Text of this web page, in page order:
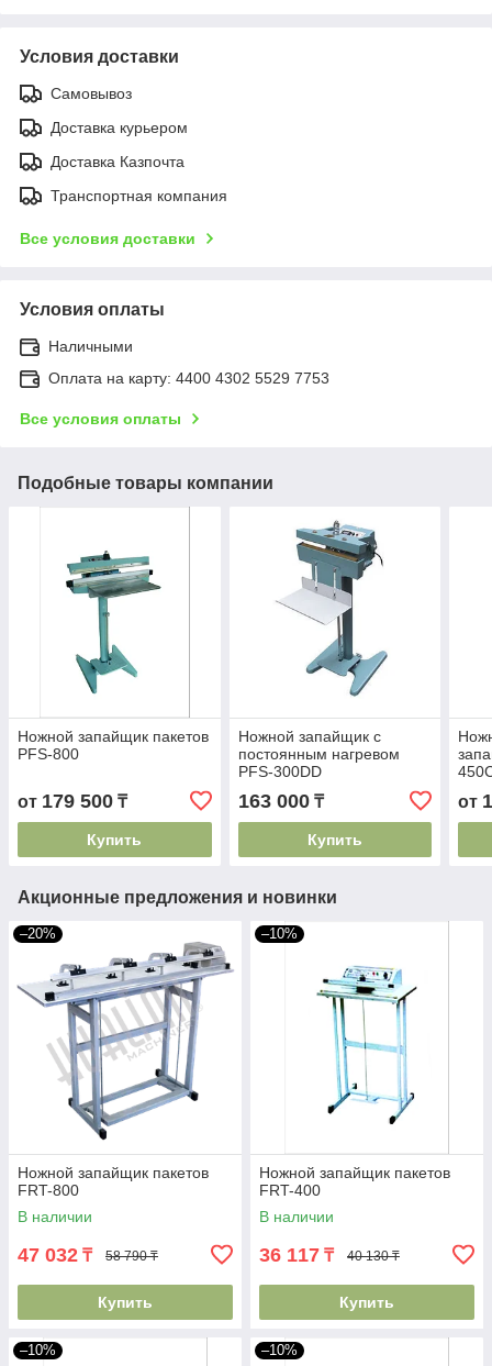
Условия доставки
Самовывоз
Доставка курьером
Доставка Казпочта
Транспортная компания
Все условия доставки
Условия оплаты
Наличными
Оплата на карту: 4400 4302 5529 7753
Все условия оплаты
Подобные товары компании
Ножной запайщик пакетов
PFS-800
от 179 500 ₸
Купить
Ножной запайщик с
постоянным нагревом
PFS-300DD
163 000₸
Купить
от
Акционные предложения и новинки
–20%
Ножной запайщик пакетов
FRT-800
В наличии
47 032 ₸ 58 790 ₸
Купить
–10%
Ножной запайщик пакетов
FRT-400
В наличии
36 117 ₸ 40 130 ₸
Купить
–10% –10%